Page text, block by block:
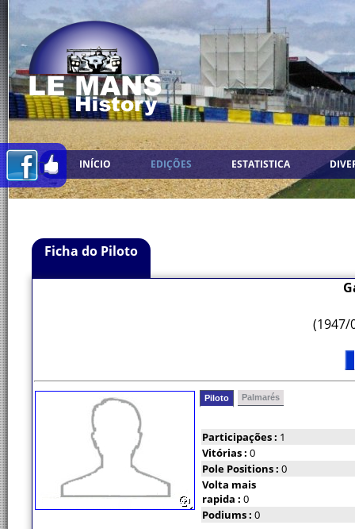
INÍCIO EDIÇÕES ESTATISTICA
Ficha do Piloto
(1947/
Piloto Palmarés
Participações : 1
Vitórias : 0
Pole Positions : 0
Volta mais
rapida : 0
Podiums : 0